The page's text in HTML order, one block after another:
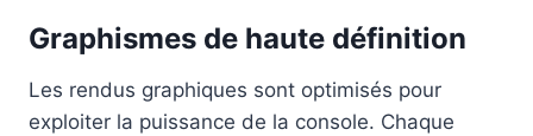
Graphismes de haute définition
Les rendus graphiques sont optimisés pour
exploiter la puissance de la console. Chaque